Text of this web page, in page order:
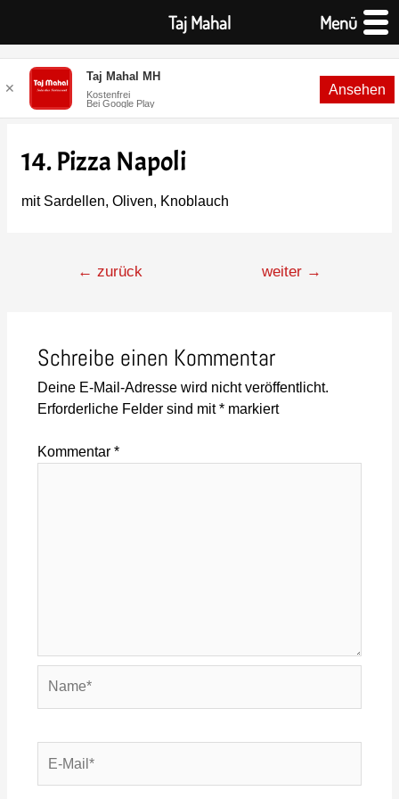
14. Pizza Napoli
mit Sardellen, Oliven, Knoblauch
← zurück weiter →
Schreibe einen Kommentar
Deine E-Mail-Adresse wird nicht veröffentlicht.
Erforderliche Felder sind mit*markiert
Kommentar *
Taj Mahal Menü
✕
Taj Mahal MH
Kostenfrei
Bei Google Play
Ansehen